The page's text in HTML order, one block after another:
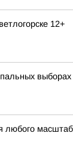
12+
выборах